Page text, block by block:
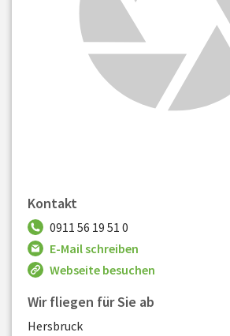
Kontakt
0911 56 19 51 0
E-Mail schreiben
Webseite besuchen
Wir fliegen für Sie ab
Hersbruck